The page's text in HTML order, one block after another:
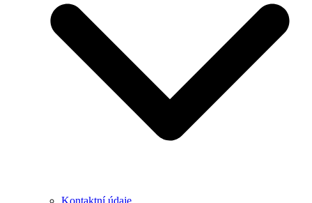
Kontaktní údaje